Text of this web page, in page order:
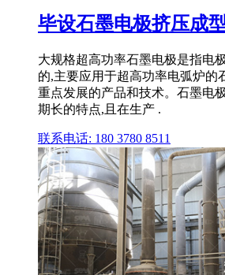
毕设石墨电极挤压成
大规格超高功率石墨电极是指电
的,主要应用于超高功率电弧炉的
重点发展的产品和技术。石墨电
期长的特点,且在生产 .
联系电话: 180 3780 8511